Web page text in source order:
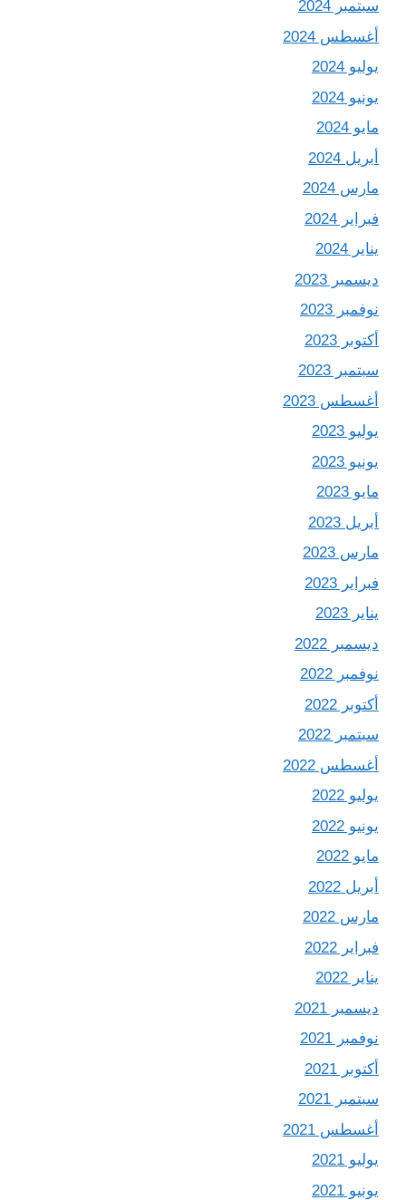
سبتمبر 2024
أغسطس 2024
يوليو 2024
يونيو 2024
مايو 2024
أبريل 2024
مارس 2024
فبراير 2024
يناير 2024
ديسمبر 2023
نوفمبر 2023
أكتوبر 2023
سبتمبر 2023
أغسطس 2023
يوليو 2023
يونيو 2023
مايو 2023
أبريل 2023
مارس 2023
فبراير 2023
يناير 2023
ديسمبر 2022
نوفمبر 2022
أكتوبر 2022
سبتمبر 2022
أغسطس 2022
يوليو 2022
يونيو 2022
مايو 2022
أبريل 2022
مارس 2022
فبراير 2022
يناير 2022
ديسمبر 2021
نوفمبر 2021
أكتوبر 2021
سبتمبر 2021
أغسطس 2021
يوليو 2021
يونيو 2021